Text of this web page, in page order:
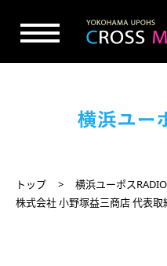
トップ 横浜ユーポス
株式会社 小野塚益三商店 代表